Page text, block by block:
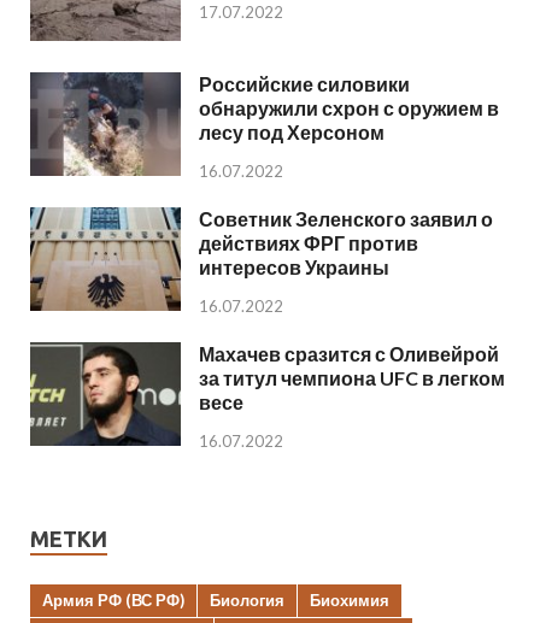
17.07.2022
Российские силовики
обнаружили схрон с оружием в
лесу под Херсоном
16.07.2022
Советник Зеленского заявил о
действиях ФРГ против
интересов Украины
16.07.2022
Махачев сразится с Оливейрой
за титул чемпиона UFC в легком
весе
16.07.2022
МЕТКИ
Армия РФ (ВС РФ) Биология
Биохимия